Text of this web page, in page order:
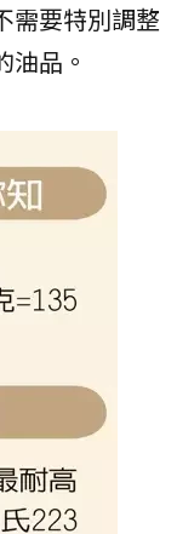
需要特別調整
品。